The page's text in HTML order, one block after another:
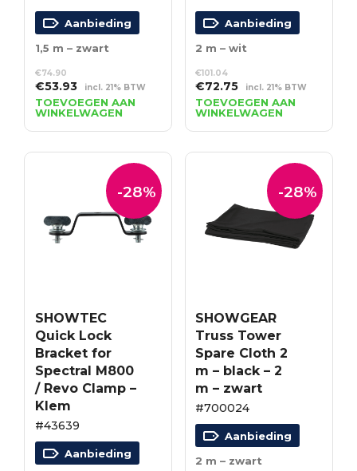
Aanbieding
1,5 m – zwart
€74.90
Oorspronkelijke
prijs
was:
€74.90.
€53.93Huidige
prijs
is:
€53.93.
incl. 21% BTW
TOEVOEGEN AAN
WINKELWAGEN
Aanbieding
2 m – wit
€101.04
Oorspronkelijke
prijs
was:
€101.04.
€72.75Huidige
prijs
is:
€72.75.
incl. 21% BTW
TOEVOEGEN AAN
WINKELWAGEN
-28%
SHOWTEC
Quick Lock
Bracket for
Spectral M800
/ Revo Clamp –
Klem
#43639
Aanbieding
-28%
SHOWGEAR
Truss Tower
Spare Cloth 2
m – black – 2
m – zwart
#700024
Aanbieding
2 m – zwart